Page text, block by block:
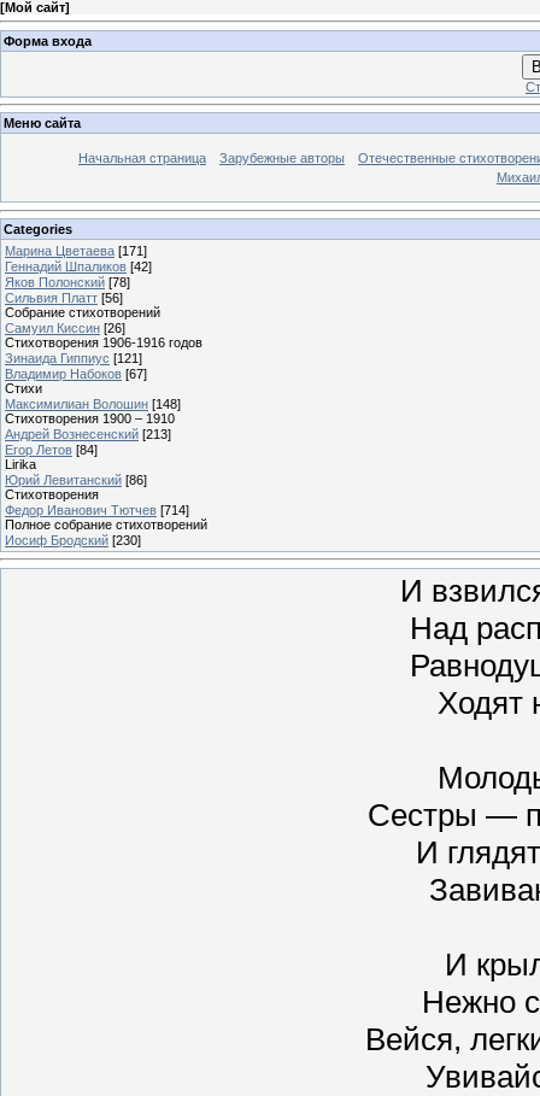
[Мой сайт]
Форма входа
Меню сайта
Начальная страница Зарубежные авторы
Отечественные
Categories
Марина Цветаева [171]
Геннадий Шпаликов [42]
Яков Полонский [78]
Сильвия Платт [56]
Собрание стихотворений
Самуил Киссин [26]
Стихотворения 1906-1916 годов
Зинаида Гиппиус [121]
Владимир Набоков [67]
Стихи
Максимилиан Волошин [148]
Стихотворения 1900 – 1910
Андрей Вознесенский [213]
Егор Летов [84]
Lirika
Юрий Левитанский [86]
Стихотворения
Федор Иванович Тютчев [714]
Полное собрание стихотворений
Иосиф Бродский [230]
И
Над
Ходят
Сестры —
И
И
Нежно
Вейся,